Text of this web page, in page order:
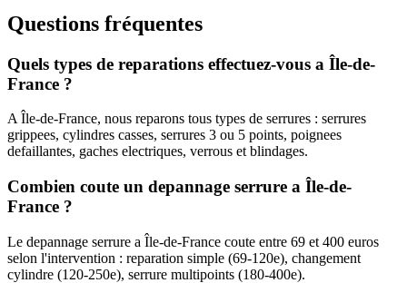
Questions fréquentes
Quels types de reparations effectuez-vous a Île-de-
France ?
A Île-de-France, nous reparons tous types de serrures : serrures
grippees, cylindres casses, serrures 3 ou 5 points, poignees
defaillantes, gaches electriques, verrous et blindages.
Combien coute un depannage serrure a Île-de-
France ?
Le depannage serrure a Île-de-France coute entre 69 et 400 euros
selon l'intervention : reparation simple (69-120e), changement
cylindre (120-250e), serrure multipoints (180-400e).